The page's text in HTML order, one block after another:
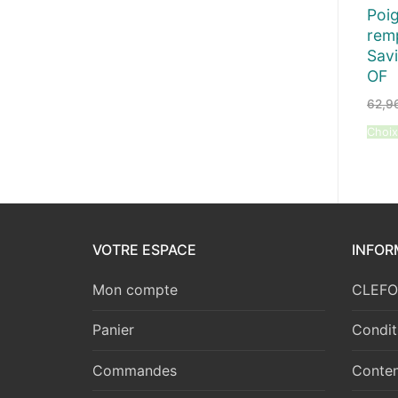
OF
VOTRE ESPACE
Mon compte
Panier
Commandes